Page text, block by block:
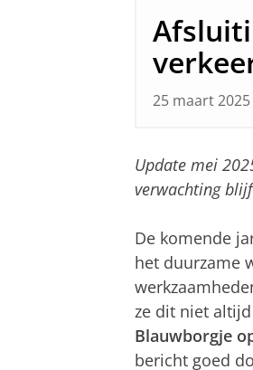
25 maart 2025
Update mei
verwachting
De komende
het duurzame
ze dit niet
Blauwborgje
bericht goed